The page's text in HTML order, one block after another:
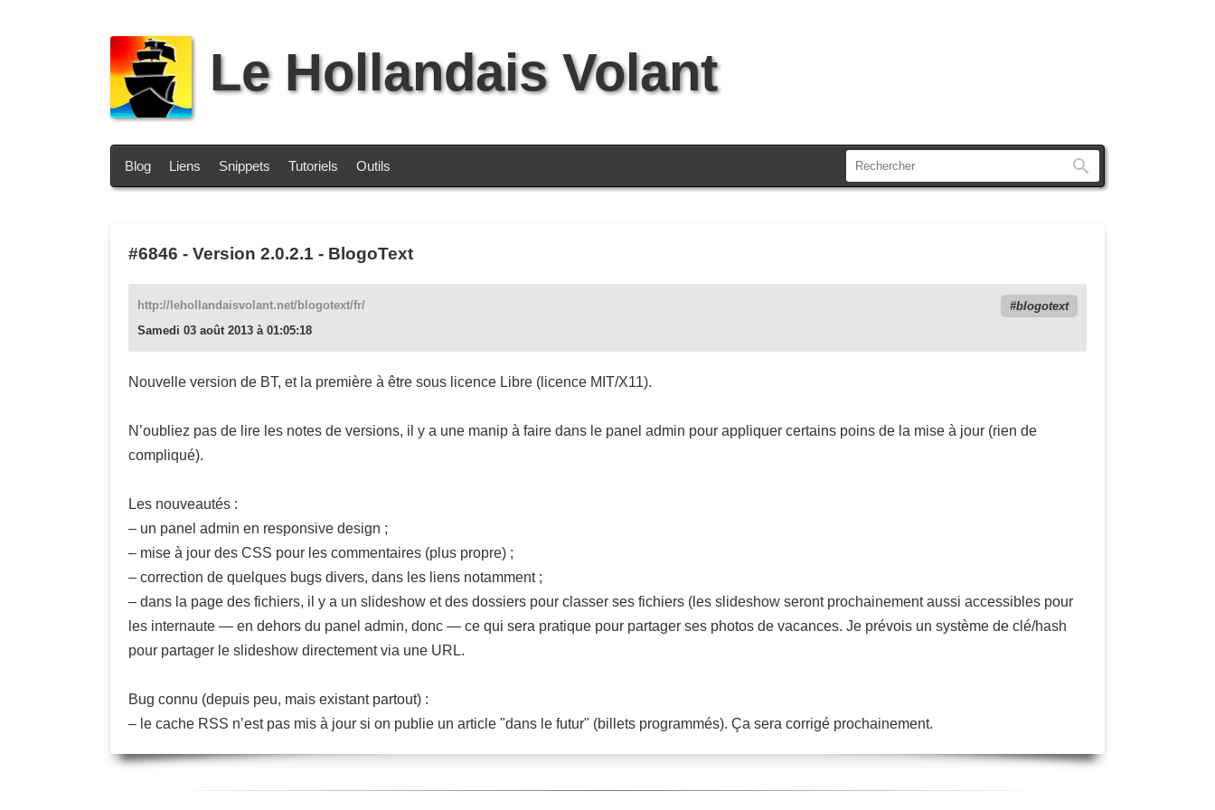
Le Hollandais Volant
Blog Liens Snippets Tutoriels Outils
#6846 - Version 2.0.2.1 - BlogoText
http://lehollandaisvolant.net/blogotext/fr/
blogotext
Samedi 03 août 2013 à 01:05:18
Nouvelle version de BT, et la première à être sous licence Libre (licence MIT/X11).
N’oubliez pas de lire les notes de versions, il y a une manip à faire dans le panel admin pour appliquer certains poins de la mise à jour (rien de
compliqué).
Les nouveautés :
– un panel admin en responsive design ;
– mise à jour des CSS pour les commentaires (plus propre) ;
– correction de quelques bugs divers, dans les liens notamment ;
– dans la page des fichiers, il y a un slideshow et des dossiers pour classer ses fichiers (les slideshow seront prochainement aussi accessibles pour
les internaute — en dehors du panel admin, donc — ce qui sera pratique pour partager ses photos de vacances. Je prévois un système de clé/hash
pour partager le slideshow directement via une URL.
Bug connu (depuis peu, mais existant partout) :
– le cache RSS n’est pas mis à jour si on publie un article "dans le futur" (billets programmés). Ça sera corrigé prochainement.